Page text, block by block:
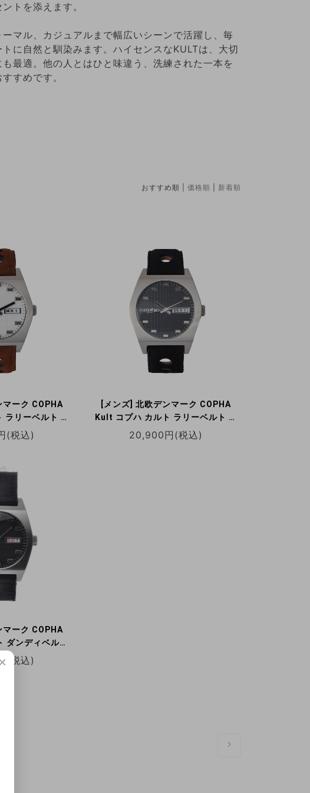
トを添えます。
ーマル、カジュアルまで幅広いシーンで活躍し、毎
に自然と馴染みます。ハイセンスなKULTは、大切
最適。他の人とはひと味違う、洗練された一本を
すめです。
おすすめ順 | 価格順 新着順
マーク COPHA
ラリーベルト ホ
ォーツ腕時計 デ
本限定
(税込)
[メンズ] 北欧デンマーク COPHA
Kult コプハ カルト ラリーベルト ブ
ラック×ブラック クォーツ腕時計 デ
イデイト 日本限定
20,900円(税込)
マーク COPHA
ダンディベルト
クォーツ腕時計
日本限定
(税込)
×